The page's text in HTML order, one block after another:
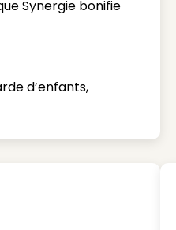
Synergie bonifie
d’enfants,